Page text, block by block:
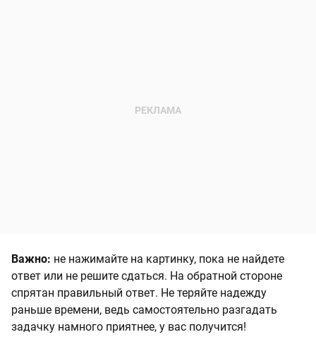
Важно: не нажимайте на картинку, пока не найдете
ответ или не решите сдаться. На обратной стороне
спрятан правильный ответ. Не теряйте надежду
раньше времени, ведь самостоятельно разгадать
задачку намного приятнее, у вас получится!